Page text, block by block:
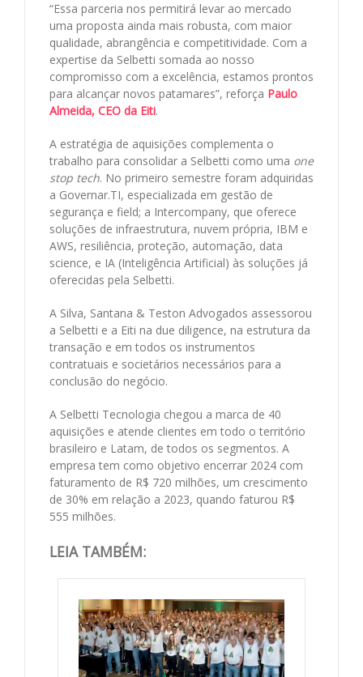
“Essa parceria nos permitirá levar ao mercado
uma proposta ainda mais robusta, com maior
qualidade, abrangência e competitividade. Com a
expertise da Selbetti somada ao nosso
compromisso com a excelência, estamos prontos
para alcançar novos patamares”, reforça Paulo
Almeida, CEO da Eiti.
A estratégia de aquisições complementa o
trabalho para consolidar a Selbetti como uma one
stop tech. No primeiro semestre foram adquiridas
a Governar.TI, especializada em gestão de
segurança e field; a Intercompany, que oferece
soluções de infraestrutura, nuvem própria, IBM e
AWS, resiliência, proteção, automação, data
science, e IA (Inteligência Artificial) às soluções já
oferecidas pela Selbetti.
A Silva, Santana & Teston Advogados assessorou
a Selbetti e a Eiti na due diligence, na estrutura da
transação e em todos os instrumentos
contratuais e societários necessários para a
conclusão do negócio.
A Selbetti Tecnologia chegou a marca de 40
aquisições e atende clientes em todo o território
brasileiro e Latam, de todos os segmentos. A
empresa tem como objetivo encerrar 2024 com
faturamento de R$ 720 milhões, um crescimento
de 30% em relação a 2023, quando faturou R$
555 milhões.
LEIA TAMBÉM: